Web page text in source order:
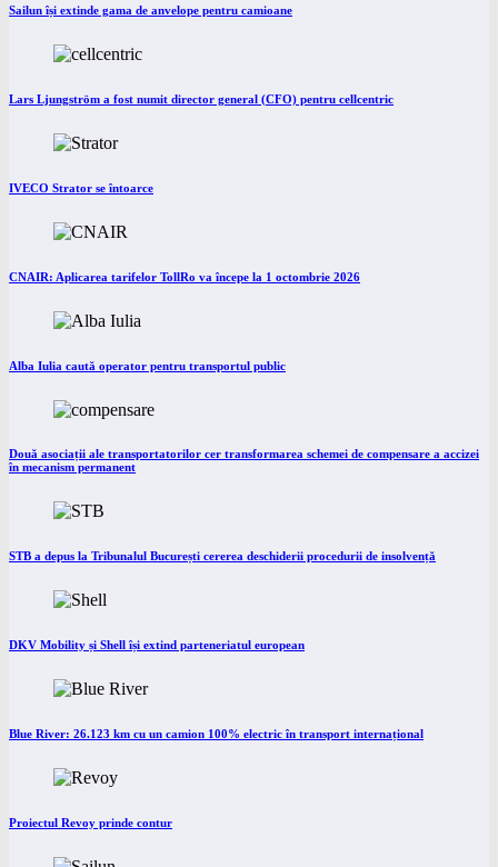
Sailun își extinde gama de anvelope pentru camioane
Lars Ljungström a fost numit director general (CFO) pentru cellcentric
IVECO Strator se întoarce
CNAIR: Aplicarea tarifelor TollRo va începe la 1 octombrie 2026
Alba Iulia caută operator pentru transportul public
Două asociații ale transportatorilor cer transformarea schemei de compensare a accizei
în mecanism permanent
STB a depus la Tribunalul București cererea deschiderii procedurii de insolvență
DKV Mobility și Shell își extind parteneriatul european
Blue River: 26.123 km cu un camion 100% electric în transport internațional
Proiectul Revoy prinde contur